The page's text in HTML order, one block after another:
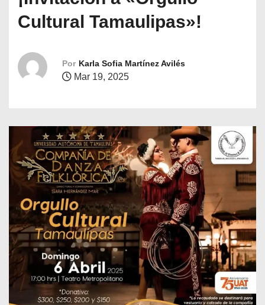
Cultural Tamaulipas»!
Por Karla Sofia Martínez Avilés
Mar 19, 2025